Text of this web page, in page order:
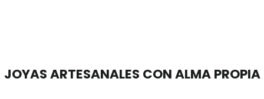
JOYAS ARTESANALES CON ALMA PROPIA